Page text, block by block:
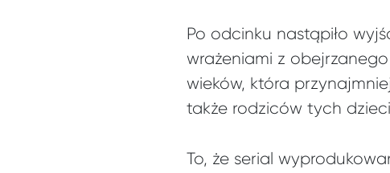
Po odcinku nastąpiło
wrażeniami z
wieków, która
także rodziców tych
To, że serial